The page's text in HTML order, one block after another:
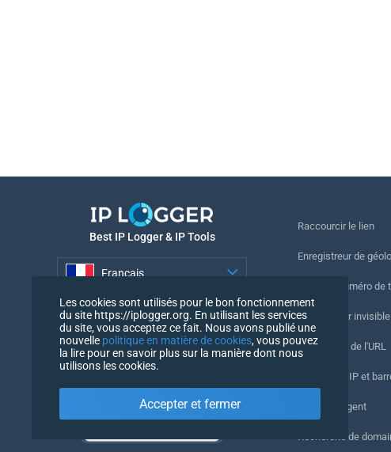
Best IP Logger & IP Tools
Français
Français
Raccourcir le lien
Enregistreur de
Suivre le numéro de
Enregistreur invisible
Vérification de l'URL
Compteurs IP et
Mon UserAgent
Recherche de
Les cookies sont utilisés pour le bon fonctionnement
du site https://iplogger.org. En utilisant les services
du site, vous acceptez ce fait. Nous avons publié une
nouvelle politique en matière de cookies, vous pouvez
la lire pour en savoir plus sur la manière dont nous
utilisons les cookies.
Accepter et fermer